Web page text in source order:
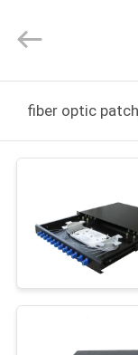
HAUS
PRODUKTE
ÜBER
UNS
FABRIK-
Reserved.
fiber optic